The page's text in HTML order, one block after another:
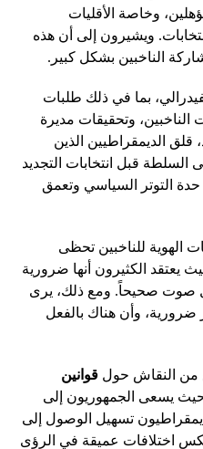
وخاصة الأقليات
ويشيرون إلى أن هذه
الناخبين بشكل كبير.
بما في ذلك طلبات
الناخبين، وتحقيقات مديرة
قلق الديمقراطيين الذين
السلطة قبل انتخابات التجديد
التوتر السياسي وتعمق
الهوية للناخبين تحظى
يعتقد الكثيرون أنها ضرورية
صوت صحيحاً. ومع ذلك، يرى
ضرورية، وأن هناك بالفعل
من النقاش حول قوانين
حيث يسعى الجمهوريون إلى
تسهيل الوصول إلى
اختلافات عميقة في الرؤى